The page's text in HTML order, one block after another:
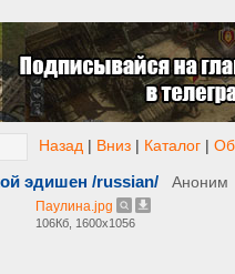
Назад Вниз Каталог
эдишен /russian/ Аноним
Паулина.jpg
106Кб, 1600x1056